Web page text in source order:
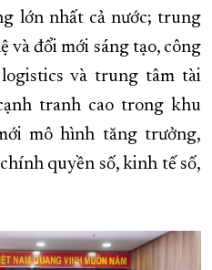
lớn nhất cả nước; trung
và đổi mới sáng tạo, công
và trung tâm tài
tranh cao trong khu
mô hình tăng trưởng,
quyền số, kinh tế số,